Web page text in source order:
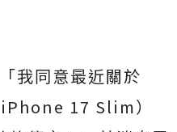
我同意最近關於
17 Slim）